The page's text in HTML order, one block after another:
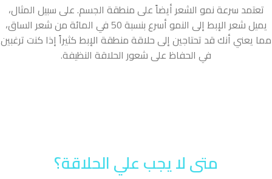
تعتمد سرعة نمو الشعر أيضاً على منطقة الجسم. على سبيل المثال،
يميل شعر الإبط إلى النمو أسرع بنسبة 50 في المائة من شعر الساق،
مما يعني أنك قد تحتاجين إلى حلاقة منطقة الإبط كثيراً إذا كنت ترغبين
في الحفاظ على شعور الحلاقة النظيفة.
متى لا يجب علي الحلاقة؟